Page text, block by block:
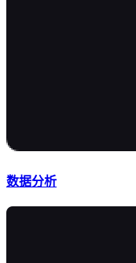
数据分析